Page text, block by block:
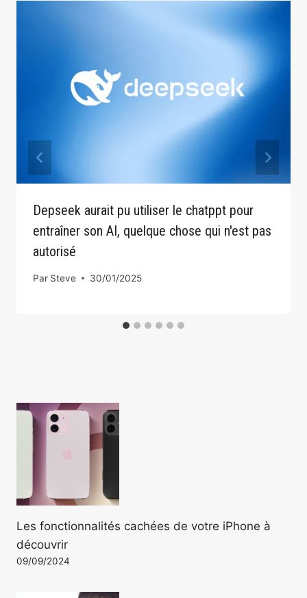
Depseek aurait pu utiliser le chatppt pour
entraîner son AI, quelque chose qui n'est pas
autorisé
Par Steve 30/01/2025
Les fonctionnalités cachées de votre iPhone à
découvrir
09/09/2024